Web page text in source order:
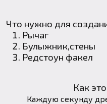
Что нужно для
Рычаг
Булыжник,стены
Редстоун факел
Как
Каждую секунду